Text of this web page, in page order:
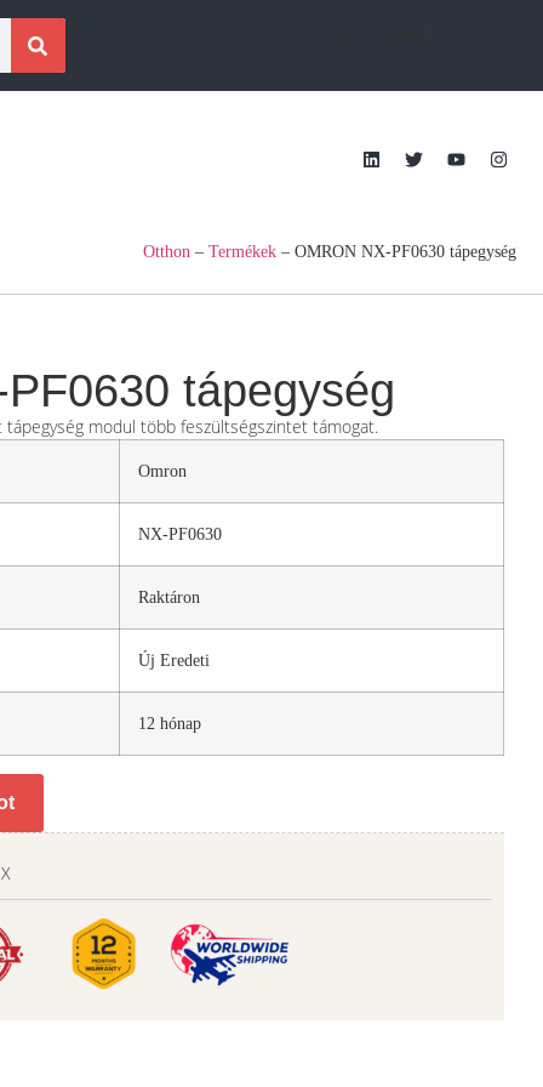
Otthon – Termékek – OMRON NX-PF0630 tápegység
tápegység
tápegység modul több feszültségszintet támogat.
Omron
NX-PF0630
Raktáron
Új Eredeti
12 hónap